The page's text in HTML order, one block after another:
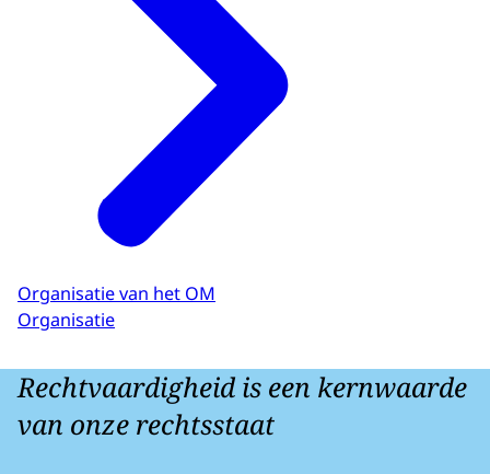
Organisatie van het OM
Organisatie
Rechtvaardigheid is een kernwaarde
van onze rechtsstaat